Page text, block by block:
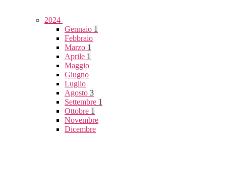
2024
Gennaio 1
Febbraio
Marzo 1
Aprile 1
Maggio
Giugno
Luglio
Agosto 3
Settembre 1
Ottobre 1
Novembre
Dicembre